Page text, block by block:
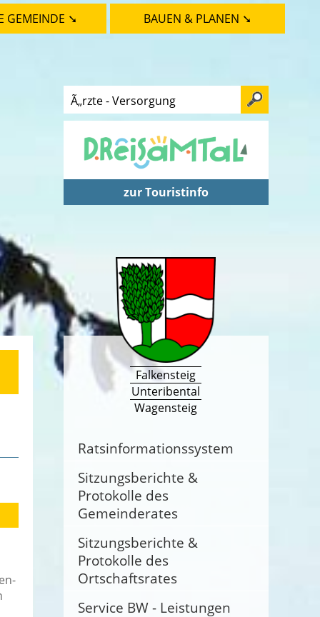
GEMEINDE ➘ BAUEN & PLANEN ➘
zur Touristinfo
Falkensteig
Unteribental
Wagensteig
Ratsinformationssystem
Sitzungsberichte &
Protokolle des
Gemeinderates
Sitzungsberichte &
Protokolle des
Ortschaftsrates
Service BW - Leistungen